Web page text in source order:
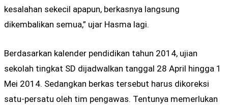
kesalahan sekecil apapun, berkasnya langsung
dikembalikan semua,” ujar Hasma lagi.
Berdasarkan kalender pendidikan tahun 2014, ujian
sekolah tingkat SD dijadwalkan tanggal 28 April hingga 1
Mei 2014. Sedangkan berkas tersebut harus dikoreksi
satu-persatu oleh tim pengawas. Tentunya memerlukan